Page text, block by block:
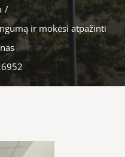
/
ir mokėsi atpažinti